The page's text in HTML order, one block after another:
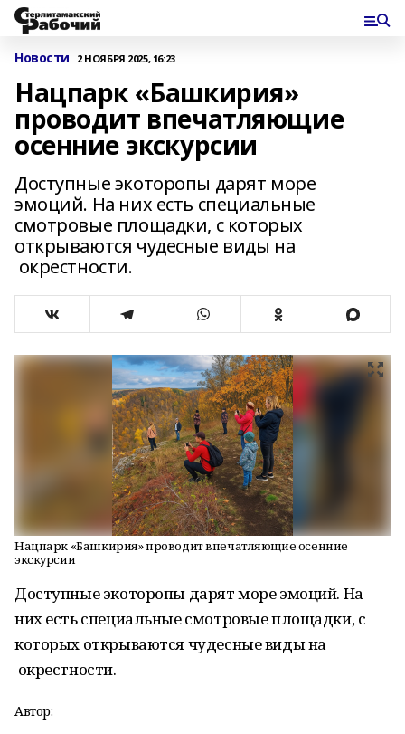
Новости 2 НОЯБРЯ 2025, 16:23
Нацпарк «Башкирия»
проводит впечатляющие
осенние экскурсии
Доступные экоторопы дарят море
эмоций. На них есть специальные
смотровые площадки, с которых
открываются чудесные виды на
окрестности.
Нацпарк «Башкирия» проводит впечатляющие осенние
экскурсии
Доступные экоторопы дарят море эмоций. На
них есть специальные смотровые площадки, с
которых открываются чудесные виды на
окрестности.
Автор: